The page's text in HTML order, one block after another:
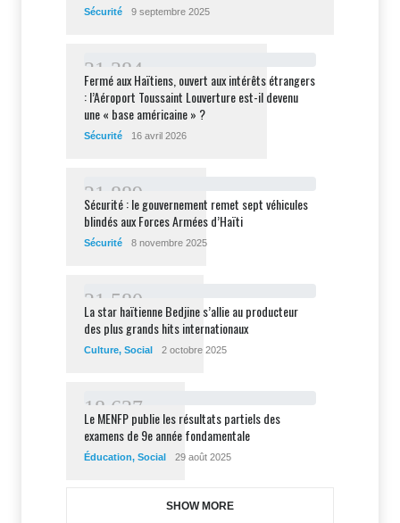
Sécurité 9 septembre 2025
31 38 4
Fermé aux Haïtiens, ouvert aux intérêts étrangers
: l’Aéroport Toussaint Louverture est-il devenu
une « base américaine » ?
Sécurité 16 avril 2026
21 889
Sécurité : le gouvernement remet sept véhicules
blindés aux Forces Armées d’Haïti
Sécurité 8 novembre 2025
21 580
La star haïtienne Bedjine s’allie au producteur
des plus grands hits internationaux
Culture, Social 2 octobre 2025
18 637
Le MENFP publie les résultats partiels des
examens de 9e année fondamentale
Éducation, Social 29 août 2025
SHOW MORE